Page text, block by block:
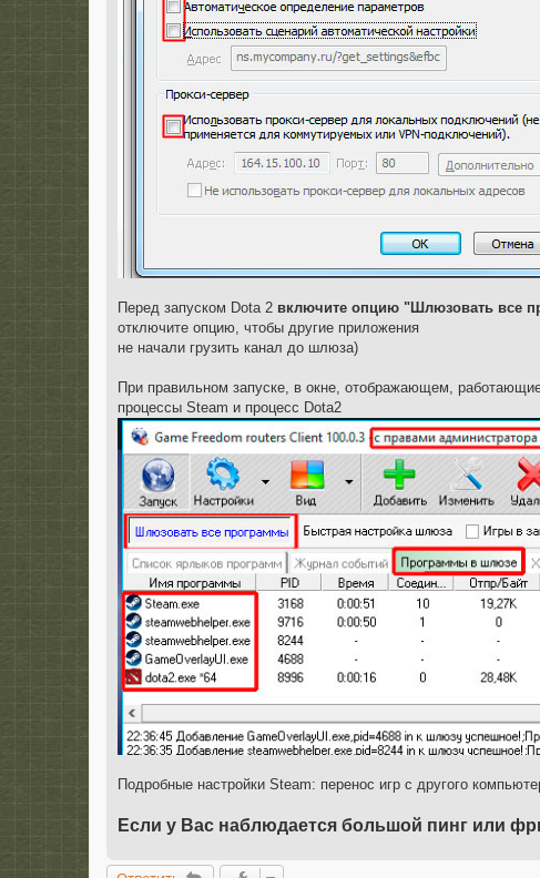
Перед запуском Dota 2 включите опцию "Шлюзовать все
отключите опцию, чтобы другие приложения
не начали грузить канал до шлюза)
При правильном запуске, в окне, отображающем,
процессы Steam и процесс Dota2
Подробные настройки Steam: перенос игр с другого
Если у Вас наблюдается большой пинг или